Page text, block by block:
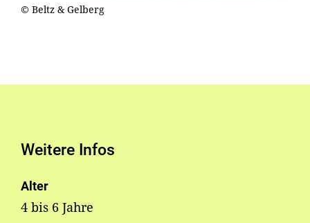
© Beltz & Gelberg
Weitere Infos
Alter
4 bis 6 Jahre